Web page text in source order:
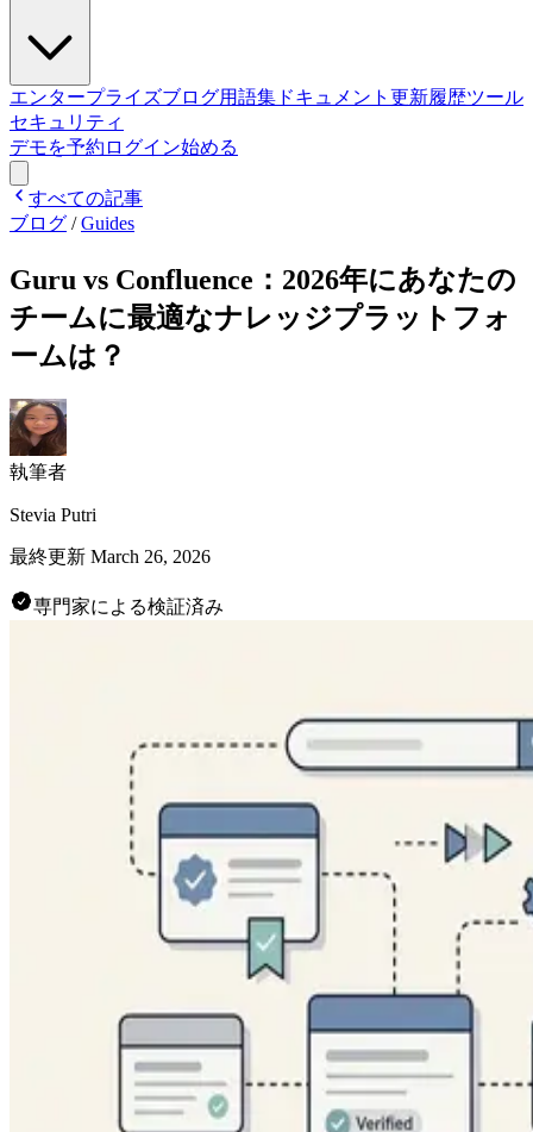
エンタープライズブログ用語集 ドキュメント 更新履歴ツール
セキュリティ
デモを予約 ログイン始める
すべての記事
ブログ /Guides
Guru vs Confluence：2026年にあなたの
チームに最適なナレッジプラットフォ
ームは？
執筆者
Stevia Putri
最終更新 March 26, 2026
専門家による検証済み